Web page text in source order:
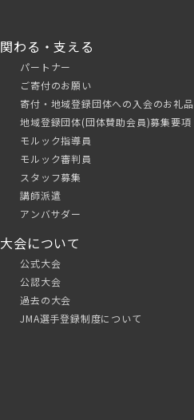
関わる・支える
パートナー
ご寄付のお願い
寄付・地域登録団体への入会のお礼品
地域登録団体(団体賛助会員)募集要項
モルック指導員
モルック審判員
スタッフ募集
講師派遣
アンバサダー
大会について
公式大会
公認大会
過去の大会
JMA選手登録制度について